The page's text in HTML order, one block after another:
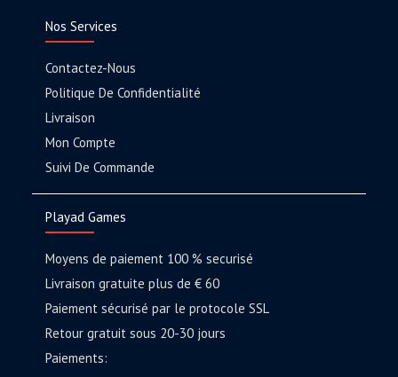
Nos Services
Contactez-Nous
Politique De Confidentialité
Livraison
Mon Compte
Suivi De Commande
Playad Games
Moyens de paiement 100 % securisé
Livraison gratuite plus de € 60
Paiement sécurisé par le protocole SSL
Retour gratuit sous 20-30 jours
Paiements: